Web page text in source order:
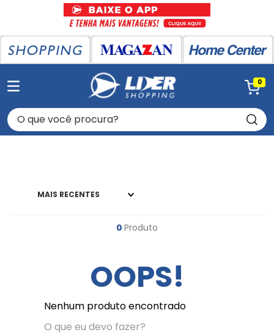
0
O que você procura?
MAIS RECENTES
0 Produto
OOPS!
Nenhum produto encontrado
O que eu devo fazer?